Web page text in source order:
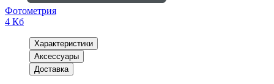
Фотометрия
4 Кб
Характеристики
Аксессуары
Доставка